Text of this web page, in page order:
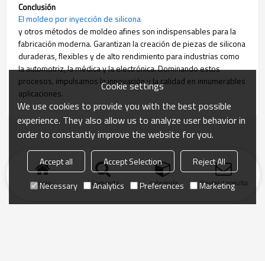
Conclusión
El moldeo por inyección de silicona
y otros métodos de moldeo afines son indispensables para la
fabricación moderna. Garantizan la creación de piezas de silicona
duraderas, flexibles y de alto rendimiento para industrias como
la automotriz, la médica y la electrónica. Dominando estos
procesos, impulsamos la innovación y la calidad en innumerables
aplicaciones.
Inicio búsqueda categoría Enviar consulta
Cookie settings
We use cookies to provide you with the best possible
experience. They also allow us to analyze user behavior in
order to constantly improve the website for you.
Accept all Accept Selection
Reject All
Necessary
Analytics Preferences Marketing